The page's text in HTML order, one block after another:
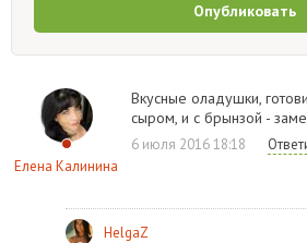
Опубликовать
Елена Калинина
Вкусные оладушки,
сыром, и с брынзой -
6 июля 2016 18:18
HelgaZ